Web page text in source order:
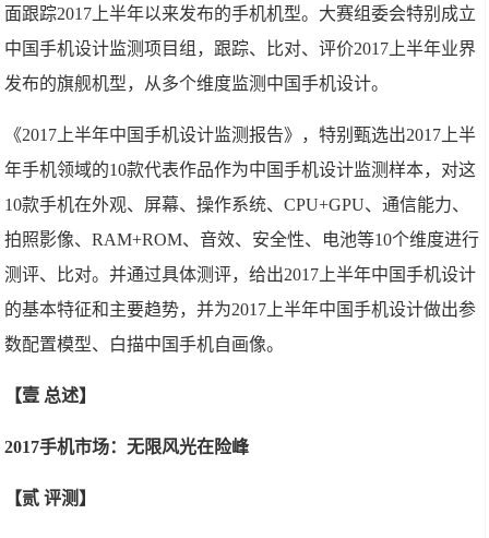
面跟踪2017上半年以来发布的手机机型。大赛组委会特别成立
中国手机设计监测项目组，跟踪、比对、评价2017上半年业界
发布的旗舰机型，从多个维度监测中国手机设计。
《2017上半年中国手机设计监测报告》，特别甄选出2017上半
年手机领域的10款代表作品作为中国手机设计监测样本，对这
10款手机在外观、屏幕、操作系统、CPU+GPU、通信能力、
拍照影像、RAM+ROM、音效、安全性、电池等10个维度进行
测评、比对。并通过具体测评，给出2017上半年中国手机设计
的基本特征和主要趋势，并为2017上半年中国手机设计做出参
数配置模型、白描中国手机自画像。
【壹 总述】
2017手机市场：无限风光在险峰
【贰 评测】